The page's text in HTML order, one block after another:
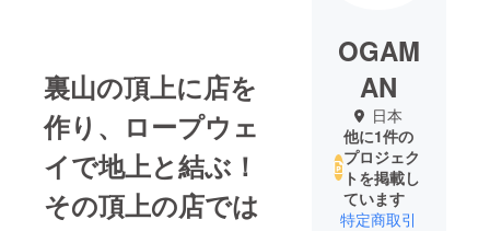
裏山の頂上に店を
作り、ロープウェ
イで地上と結ぶ！
その頂上の店では
OGAM
AN
日本
他に1件の
プロジェク
トを掲載し
ています
特定商取引